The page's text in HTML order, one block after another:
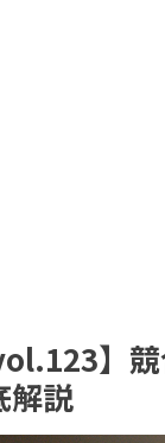
】
解説